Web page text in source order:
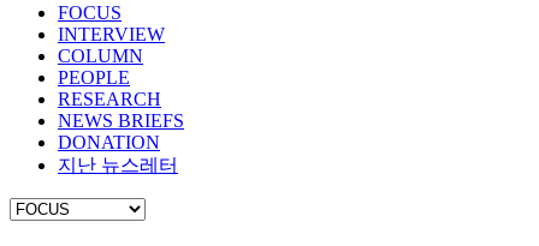
FOCUS
INTERVIEW
COLUMN
PEOPLE
RESEARCH
NEWS BRIEFS
DONATION
지난 뉴스레터